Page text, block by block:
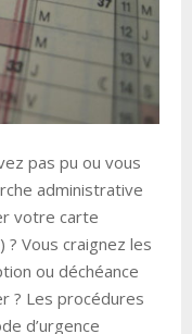
pas pu ou vous
administrative
votre carte
? Vous craignez les
ou déchéance
? Les procédures
d’urgence